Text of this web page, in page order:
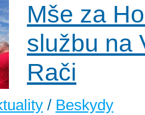
Mše za
službu na
Rači
/ Beskydy